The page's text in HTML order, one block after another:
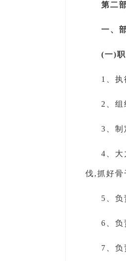
第二
一、
(一)
1、执
2、组
3、制
4、大
伐,抓好骨
5、
6、负
7、